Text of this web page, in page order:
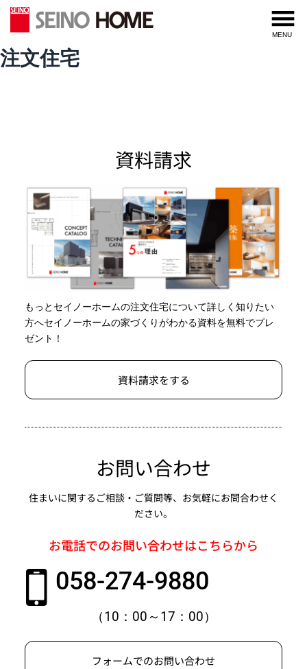
ス
MENU
注文住宅
資料請求
もっとセイノーホームの注文住宅について詳しく知りたい
方へセイノーホームの家づくりがわかる資料を無料でプレ
ゼント！
資料請求をする
お問い合わせ
住まいに関するご相談・ご質問等、お気軽にお問合わせく
ださい。
お電話でのお問い合わせはこちらから
058-274-9880
（10：00～17：00）
フォームでのお問い合わせ